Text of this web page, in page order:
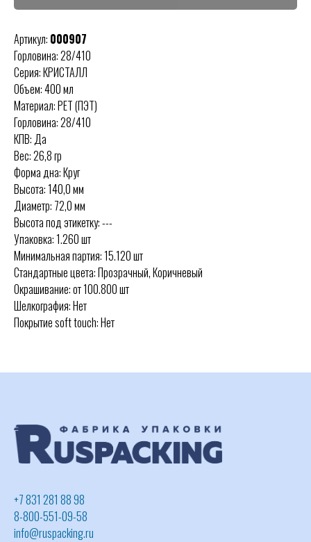
Артикул: 000907
Горловина: 28/410
Серия: КРИСТАЛЛ
Объем: 400 мл
Материал: PET (ПЭТ)
Горловина: 28/410
КПВ: Да
Вес: 26,8 гр
Форма дна: Круг
Высота: 140,0 мм
Диаметр: 72,0 мм
Высота под этикетку: ---
Упаковка: 1.260 шт
Минимальная партия: 15.120 шт
Стандартные цвета: Прозрачный, Коричневый
Окрашивание: от 100.800 шт
Шелкография: Нет
Покрытие soft touch: Нет
+7 831 281 88 98
8-800-551-09-58
info@ruspacking.ru